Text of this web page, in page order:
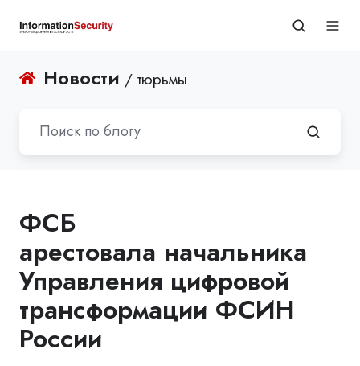
Новости / тюрьмы
ФСБ
арестовала начальника
Управления цифровой
трансформации ФСИН
России